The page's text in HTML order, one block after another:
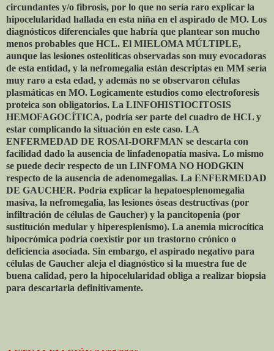
circundantes y/o fibrosis, por lo que no sería raro explicar la
hipocelularidad hallada en esta niña en el aspirado de MO. Los
diagnósticos diferenciales que habría que plantear son mucho
menos probables que HCL. El MIELOMA MÚLTIPLE,
aunque las lesiones osteolíticas observadas son muy evocadoras
de esta entidad, y la nefromegalia están descriptas en MM sería
muy raro a esta edad, y además no se observaron células
plasmáticas en MO. Logicamente estudios como electroforesis
proteica son obligatorios. La LINFOHISTIOCITOSIS
HEMOFAGOCÍTICA, podría ser parte del cuadro de HCL y
estar complicando la situación en este caso. LA
ENFERMEDAD DE ROSAI-DORFMAN se descarta con
facilidad dado la ausencia de linfadenopatía masiva. Lo mismo
se puede decir respecto de un LINFOMA NO HODGKIN
respecto de la ausencia de adenomegalias. La ENFERMEDAD
DE GAUCHER. Podría explicar la hepatoesplenomegalia
masiva, la nefromegalia, las lesiones óseas destructivas (por
infiltración de células de Gaucher) y la pancitopenia (por
sustitución medular y hiperesplenismo). La anemia microcítica
hipocrómica podría coexistir por un trastorno crónico o
deficiencia asociada. Sin embargo, el aspirado negativo para
células de Gaucher aleja el diagnóstico si la muestra fue de
buena calidad, pero la hipocelularidad obliga a realizar biopsia
para descartarla definitivamente.